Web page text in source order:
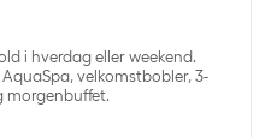
i hverdag eller weekend.
velkomstbobler, 3-
morgenbuffet.